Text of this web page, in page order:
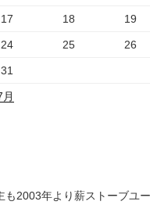
17 18 19
24 25 26
31
も2003年より薪ストーブユー